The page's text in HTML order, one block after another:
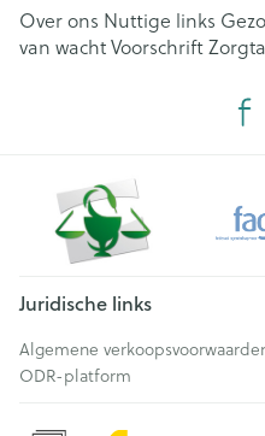
Over ons Nuttige links
van wachtVoorschrift
Juridische links
Algemene
ODR-platform